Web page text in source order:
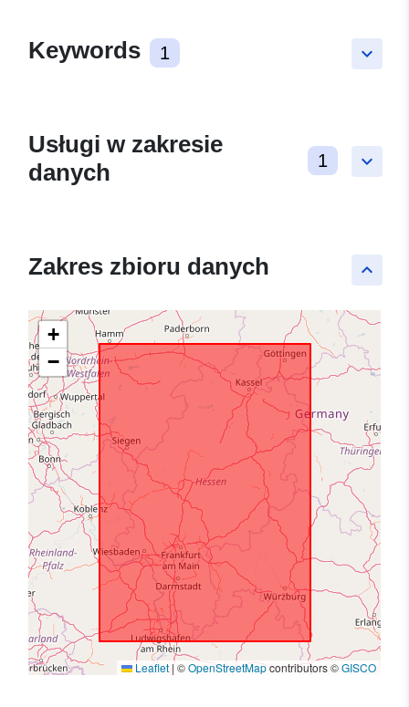
keyboard_arrow_down
Keywords 1
keyboard_arrow_down
Usługi w zakresie
danych
1
keyboard_arrow_up
Zakres zbioru danych
+
−
Leaflet| ©OpenStreetMapcontributors ©GISCO